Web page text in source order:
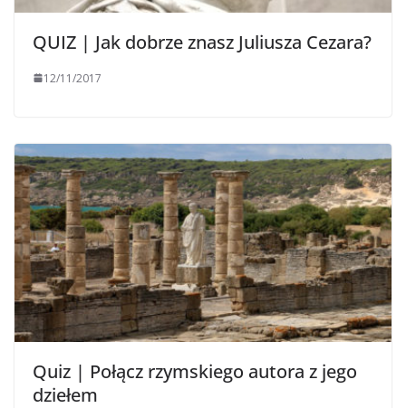
QUIZ | Jak dobrze znasz Juliusza Cezara?
12/11/2017
Quiz | Połącz rzymskiego autora z jego
dziełem